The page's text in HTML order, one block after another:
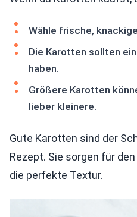
Wähle frische,
Die Karotten sollten
haben.
Größere Karotten
lieber kleinere.
Gute Karotten sind der
Rezept. Sie sorgen für
die perfekte Textur.